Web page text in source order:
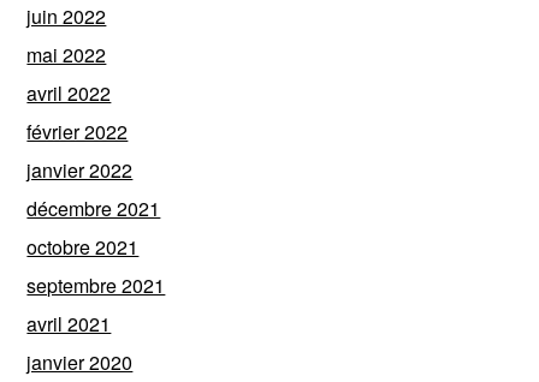
juin 2022
mai 2022
avril 2022
février 2022
janvier 2022
décembre 2021
octobre 2021
septembre 2021
avril 2021
janvier 2020